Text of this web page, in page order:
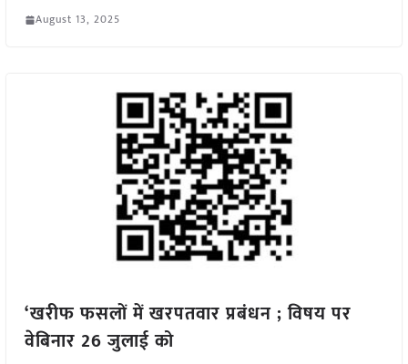
August 13, 2025
‘खरीफ फसलों में खरपतवार प्रबंधन ; विषय पर
वेबिनार 26 जुलाई को